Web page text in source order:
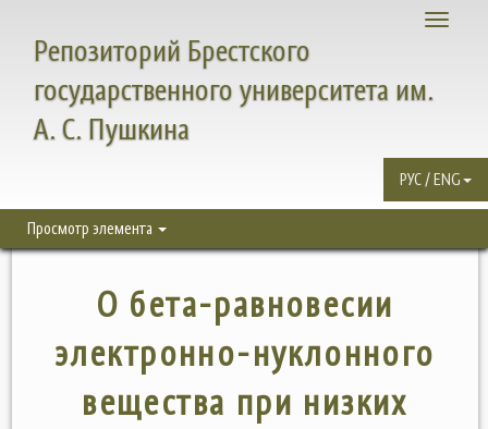
Toggle
Репозиторий Брестского
государственного университета им.
А. С. Пушкина
РУС / ENG
Просмотр элемента
О бета-равновесии
электронно-нуклонного
вещества при низких